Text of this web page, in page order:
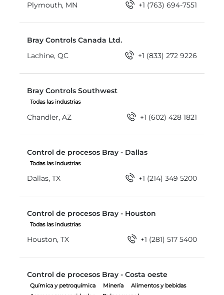
Plymouth, MN +1 (763) 694-7551
Bray Controls Canada Ltd.
Lachine, QC
+1 (833) 272 9226
Bray Controls Southwest
Todas las industrias
Chandler, AZ +1 (602) 428 1821
Control de procesos Bray - Dallas
Todas las industrias
Dallas, TX +1 (214) 349 5200
Control de procesos Bray - Houston
Todas las industrias
Houston, TX +1 (281) 517 5400
Control de procesos Bray - Costa oeste
Química y petroquímica Minería
Alimentos y bebidas